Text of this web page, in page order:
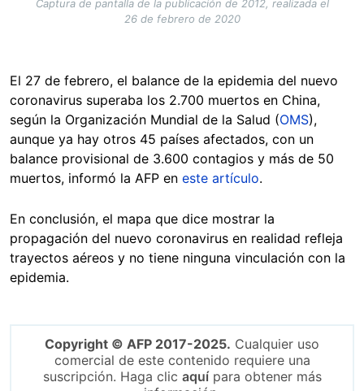
Captura de pantalla de la publicación de 2012, realizada el
26 de febrero de 2020
El 27 de febrero, el balance de la epidemia del nuevo
coronavirus superaba los 2.700 muertos en China,
según la Organización Mundial de la Salud (OMS),
aunque ya hay otros 45 países afectados, con un
balance provisional de 3.600 contagios y más de 50
muertos, informó la AFP en este artículo.
En conclusión, el mapa que dice mostrar la
propagación del nuevo coronavirus en realidad refleja
trayectos aéreos y no tiene ninguna vinculación con la
epidemia.
Copyright © AFP 2017-2025. Cualquier uso
comercial de este contenido requiere una
suscripción. Haga clic aquípara obtener más